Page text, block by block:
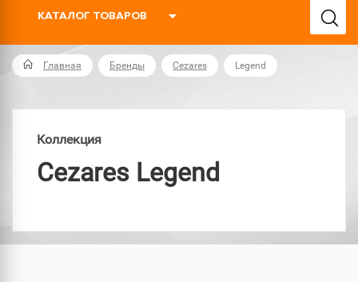
КАТАЛОГ ТОВАРОВ
Главная Бренды Cezares Legend
Коллекция
Cezares Legend